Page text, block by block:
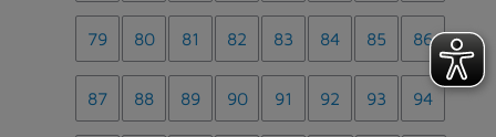
79 80 81 82 83 84 85 86
87 88 89 90 91 92 93 94